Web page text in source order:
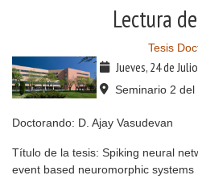
Lectura
Tesis
Jueves, 24 de
Seminario 2 del
Doctorando: D. Ajay Vasudevan
Título de la tesis: Spiking neural
event based neuromorphic systems